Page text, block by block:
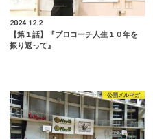
2024.12.2
【第１話】『プロコーチ人生１０年を
振り返って』
公開メルマガ